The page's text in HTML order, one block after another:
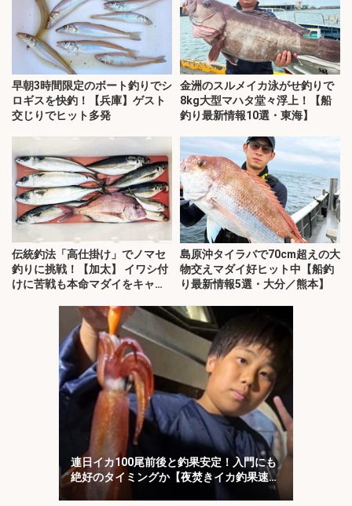
早朝3時間限定のボート釣りでシ
ロギスを快釣！【兵庫】ゲスト
交じりでヒット多発
金洲のスルメイカ泳がせ釣りで
8kg大型マハタ堂々浮上！【船
釣り最新情報10選・東海】
伝統釣法「高仕掛け」でノマセ
釣りに挑戦！【加太】 イワシ付
けに苦戦も本命マダイをキャッ
島原沖タイラバで70cm超えの大
物交えマダイ好ヒット中【船釣
り最新情報5選・大分／熊本】
連日イカ100尾前後と釣果安定！入門にも
絶好のタイミングか【夜焚きイカ釣果速報
20選・福岡】